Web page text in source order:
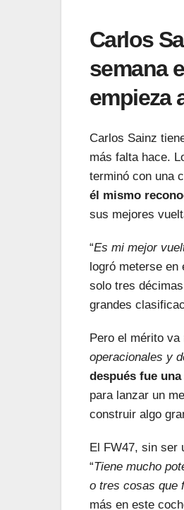
Carlos
semana
empieza
Carlos Sainz
más falta hace.
terminó con una
él mismo
sus mejores
“Es mi mejor
logró meterse en
solo tres
grandes
Pero el mérito va
operacionales y
después fue
para lanzar un
construir algo
El FW47, sin ser
“Tiene mucho
o tres cosas que
más en este